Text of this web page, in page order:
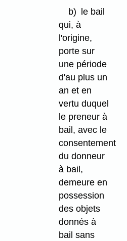
b)
le bail
qui, à
l'origine,
porte sur
une période
d'au plus un
an et en
vertu duquel
le preneur à
bail, avec le
consentement
du donneur
à bail,
demeure en
possession
des objets
donnés à
bail sans